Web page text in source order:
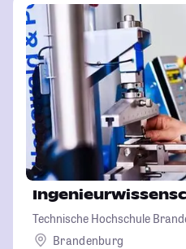
Technische Hochschule
Brandenburg